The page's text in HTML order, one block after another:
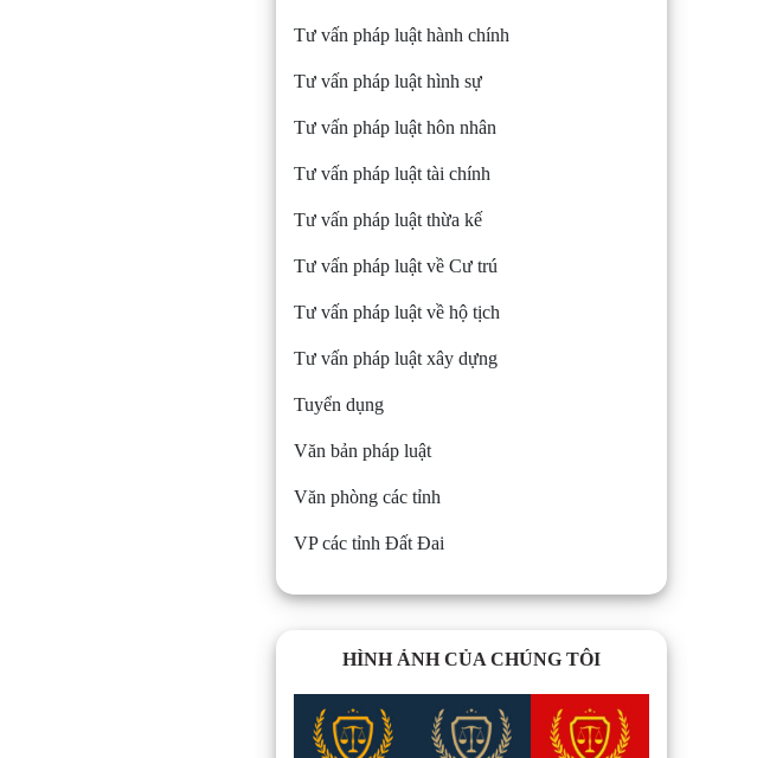
Tư vấn pháp luật hành chính
Tư vấn pháp luật hình sự
Tư vấn pháp luật hôn nhân
Tư vấn pháp luật tài chính
Tư vấn pháp luật thừa kế
Tư vấn pháp luật về Cư trú
Tư vấn pháp luật về hộ tịch
Tư vấn pháp luật xây dựng
Tuyển dụng
Văn bản pháp luật
Văn phòng các tỉnh
VP các tỉnh Đất Đai
HÌNH ẢNH CỦA CHÚNG TÔI